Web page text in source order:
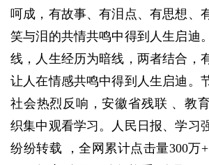
呵成，有故事、有泪点、有思想、
笑与泪的共情共鸣中得到人生启迪
线，人生经历为暗线，两者结合，
让人在情感共鸣中得到人生启迪。
社会热烈反响，安徽省残联 、教
织集中观看学习。人民日报、学习
纷纷转载 ，全网累计点击量300万